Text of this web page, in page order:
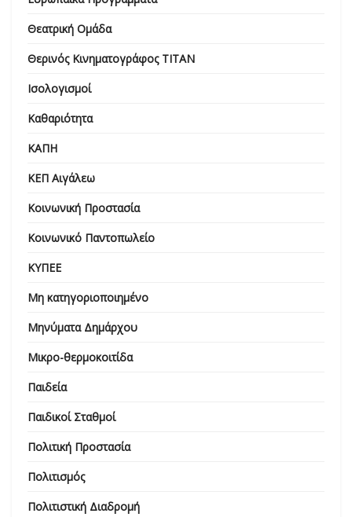
Θεατρική Ομάδα
Θερινός Κινηματογράφος ΤΙΤΑΝ
Ισολογισμοί
Καθαριότητα
ΚΑΠΗ
ΚΕΠ Αιγάλεω
Κοινωνική Προστασία
Κοινωνικό Παντοπωλείο
ΚΥΠΕΕ
Μη κατηγοριοποιημένο
Μηνύματα Δημάρχου
Μικρο-θερμοκοιτίδα
Παιδεία
Παιδικοί Σταθμοί
Πολιτική Προστασία
Πολιτισμός
Πολιτιστική Διαδρομή